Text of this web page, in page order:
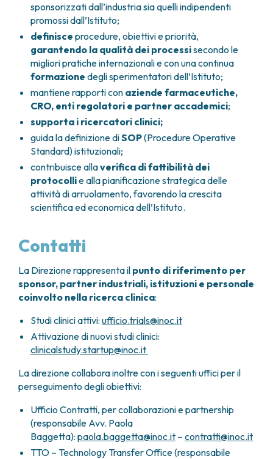
sponsorizzati dall’industria sia quelli indipendenti
promossi dall’Istituto;
definisce procedure, obiettivi e priorità,
garantendo la qualità dei processisecondo le
migliori pratiche internazionali e con una continua
formazione degli sperimentatori dell’Istituto;
mantiene rapporti con aziende farmaceutiche,
CRO, enti regolatori e partner accademici;
supporta i ricercatori clinici;
guida la definizione diSOP(Procedure Operative
Standard) istituzionali;
contribuisce allaverifica di fattibilità dei
protocollie alla pianificazione strategica delle
attività di arruolamento, favorendo la crescita
scientifica ed economica dell’Istituto.
Contatti
La Direzione rappresenta il punto di riferimento per
sponsor, partner industriali, istituzioni e personale
coinvolto nella ricerca clinica:
Studi clinici attivi: ufficio.trials@inoc.it
Attivazione di nuovi studi clinici:
clinicalstudy.startup@inoc.it
La direzione collabora inoltre con i seguenti uffici per il
perseguimento degli obiettivi:
Ufficio Contratti, per collaborazioni e partnership
(responsabile Avv. Paola
Baggetta): paola.baggetta@inoc.it – contratti@inoc.it
TTO – Technology Transfer Office (responsabile